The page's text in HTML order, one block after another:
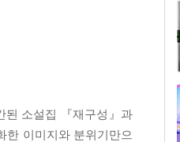
된 소설집 『재구성』과
한 이미지와 분위기만으